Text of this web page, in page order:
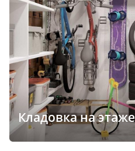
Кладовка на этаже